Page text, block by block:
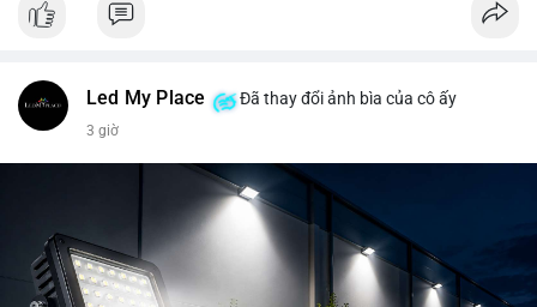
Led My Place Đã thay đổi ảnh bìa của cô ấy
3 giờ